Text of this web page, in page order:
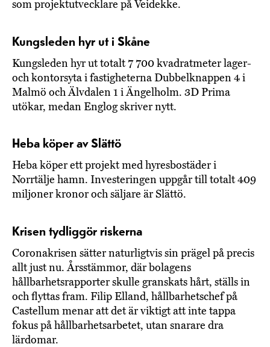
som projektutvecklare på Veidekke.
Kungsleden hyr ut i Skåne
Kungsleden hyr ut totalt 7 700 kvadratmeter lager-
och kontorsyta i fastigheterna Dubbelknappen 4 i
Malmö och Älvdalen 1 i Ängelholm. 3D Prima
utökar, medan Englog skriver nytt.
Heba köper av Slättö
Heba köper ett projekt med hyresbostäder i
Norrtälje hamn. Investeringen uppgår till totalt 409
miljoner kronor och säljare är Slättö.
Krisen tydliggör riskerna
Coronakrisen sätter naturligtvis sin prägel på precis
allt just nu. Årsstämmor, där bolagens
hållbarhetsrapporter skulle granskats hårt, ställs in
och flyttas fram. Filip Elland, hållbarhetschef på
Castellum menar att det är viktigt att inte tappa
fokus på hållbarhetsarbetet, utan snarare dra
lärdomar.